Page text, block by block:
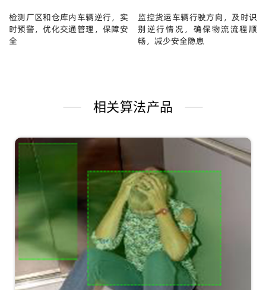
检测厂区和仓库内车辆逆行，实
时预警，优化交通管理，保障安
全
监控货运车辆行驶方向，及时识
别逆行情况，确保物流流程顺
畅，减少安全隐患
相关算法产品